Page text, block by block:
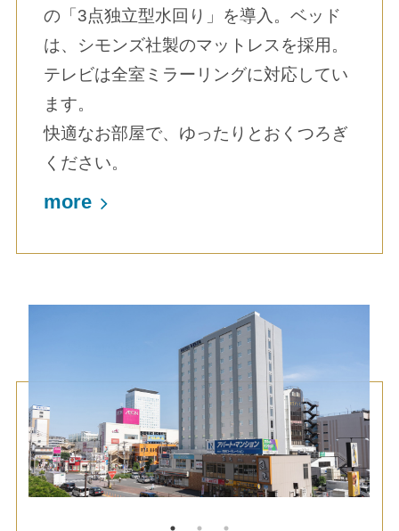
の「3点独立型水回り」を導入。ベッド
は、シモンズ社製のマットレスを採用。
テレビは全室ミラーリングに対応してい
ます。
快適なお部屋で、ゆったりとおくつろぎ
ください。
more